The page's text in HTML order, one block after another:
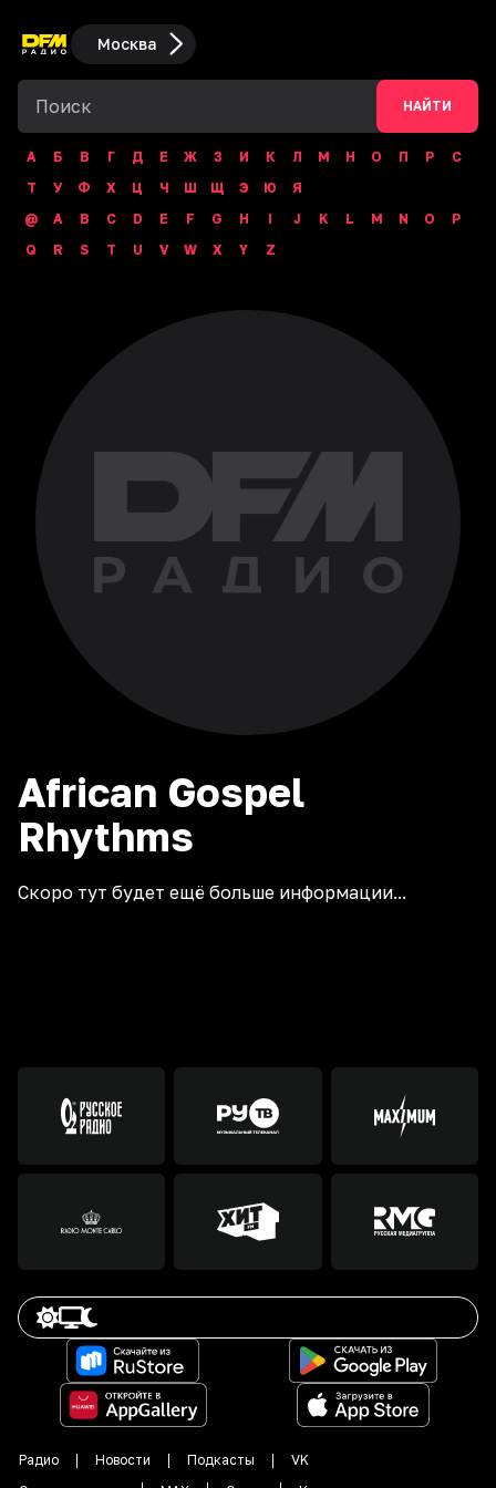
Москва
НАЙТИ
А Б В Г Д Е Ж З И К Л М Н О П Р
С
Т
У Ф Х Ц Ч Ш Щ Э Ю
Я
@
A B C D E F G H I J K L M N O
P
Q
R S T U V W X Y Z
African Gospel
Rhythms
Скоро тут будет ещё больше информации...
Радио Новости Подкасты
VK